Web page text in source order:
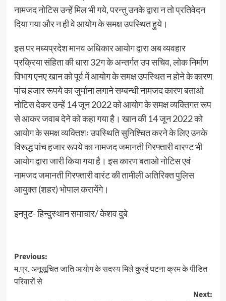
नामजद नोटिस उन्हें मिल भी गये, परन्तु उनके द्वारा न तो प्रतिवेदन
दिया गया और न ही वे आयोग के समक्ष उपस्थित हुये।
इस पर मध्यप्रदेश मानव अधिकार आयोग द्वारा अब व्यवहार
प्रक्रिया संहिता की धारा 32ग के अन्तर्गत उप सचिव, लोक निर्माण
विभाग एनए खान को पूर्व में आयोग के समक्ष उपस्थित न होने के कारण
पांच हजार रूपये का जुर्माना लगाने सम्बन्धी नामजद कारण बताओ
नोटिस देकर उन्हें 14 जून 2022 को आयोग के समक्ष व्यक्तिगत रूप
से आकर जवाब देने को कहा गया है। खान की 14 जून 2022 को
आयोग के समक्ष व्यक्तिशः उपस्थिति सुनिश्चित करने के लिए उनके
विरूद्ध पांच हजार रूपये का नामजद जमानती गिरफ्तारी वारण्ट भी
आयोग द्वारा जारी किया गया है। इस कारण बताओ नोटिस एवं
नामजद जमानती गिरफ्तारी वारंट की तामीली अतिरिक्त पुलिस
आयुक्त (शहर) भोपाल करायेंगे।
इनपुट- हिन्दुस्थान समाचार/ केशव दुबे
Post
navigation
Previous:
म.प्र. अनूसूचित जाति आयोग के सदस्य मिले कुरई घटना क्रम के पीडित
परिवारों से
Next: